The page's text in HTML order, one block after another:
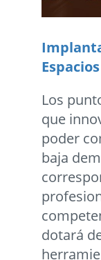
Los
que
poder
baja
dotará